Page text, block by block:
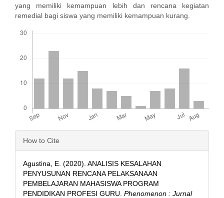
yang memiliki kemampuan lebih dan rencana kegiatan
remedial bagi siswa yang memiliki kemampuan kurang.
Article
Details
How to Cite
Agustina, E. (2020). ANALISIS KESALAHAN
PENYUSUNAN RENCANA PELAKSANAAN
PEMBELAJARAN MAHASISWA PROGRAM
PENDIDIKAN PROFESI GURU. Phenomenon : Jurnal